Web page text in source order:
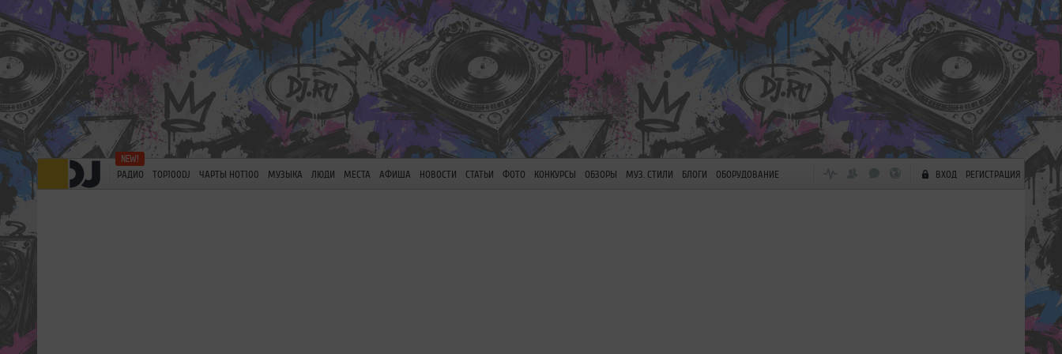
РАДИО TOP100DJ ЧАРТЫ HOT100 МУЗЫКА ЛЮДИ МЕСТА АФИША НОВОСТИ СТАТЬИ ФОТО КОНКУРСЫ ОБЗОРЫ МУЗ. СТИЛИ БЛОГИ ОБОРУДОВАНИЕ ВХОД РЕГИСТРАЦИЯ